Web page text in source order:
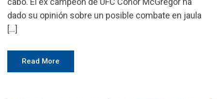
dado su opinión sobre un posible combate en jaula
[…]
Read More